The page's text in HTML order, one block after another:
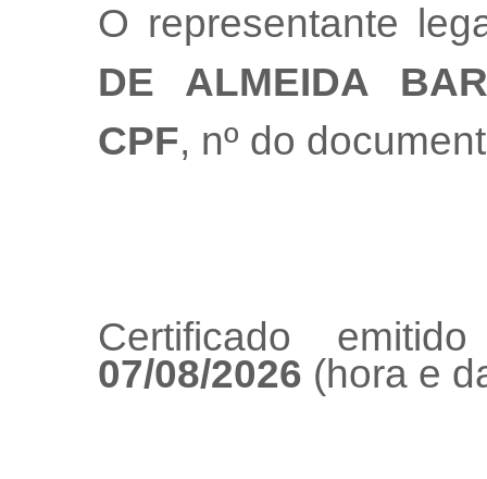
O representante
DE ALMEIDA
CPF, nº do
Certificado
07/08/2026 (hora e